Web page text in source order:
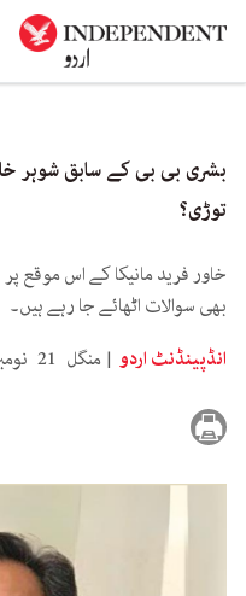
بشری بی بی کے سابق شوہر
توڑی؟
خاور فرید مانیکا کے اس موقع
بھی سوالات اٹھائے جا رہے ہیں۔
انڈپینڈنٹ اردو
منگل 21 نومبر 2023 9:30